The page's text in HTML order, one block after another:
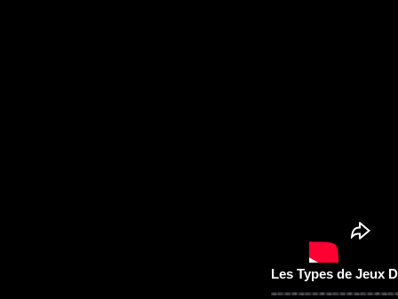
Les Types de Jeux